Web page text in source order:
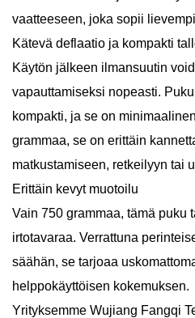
vaatteeseen, joka sopii
Kätevä deflaatio ja kompakti
Käytön jälkeen ilmansuutin
vapauttamiseksi nopeasti.
kompakti, ja se on
grammaa, se on erittäin
matkustamiseen, retkeilyyn tai
Erittäin kevyt muotoilu
Vain 750 grammaa, tämä puku
irtotavaraa. Verrattuna
säähän, se tarjoaa
helppokäyttöisen kokemuksen.
Yrityksemme Wujiang Fangqi